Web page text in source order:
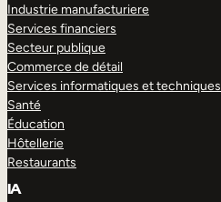
Industrie manufacturiere
Services financiers
Secteur publique
Commerce de détail
Services informatiques et techniques
Santé
Éducation
Hôtellerie
Restaurants
IA